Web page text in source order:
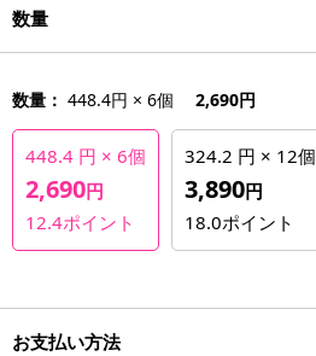
数量
数量： 448.4円 × 6個 2,690円
448.4 円 × 6個
2,690円
12.4ポイント
324.2 円 × 12個
3,890円
18.0ポイント
お支払い方法